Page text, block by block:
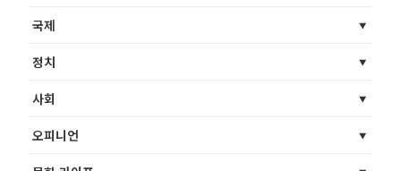
국제
정치
사회
오피니언